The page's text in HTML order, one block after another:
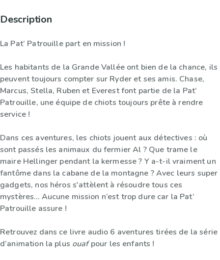
Description
La Pat’ Patrouille part en mission !
Les habitants de la Grande Vallée ont bien de la chance, ils
peuvent toujours compter sur Ryder et ses amis. Chase,
Marcus, Stella, Ruben et Everest font partie de la Pat’
Patrouille, une équipe de chiots toujours prête à rendre
service !
Dans ces aventures, les chiots jouent aux détectives : où
sont passés les animaux du fermier Al ? Que trame le
maire Hellinger pendant la kermesse ? Y a-t-il vraiment un
fantôme dans la cabane de la montagne ? Avec leurs super
gadgets, nos héros s'attèlent à résoudre tous ces
mystères… Aucune mission n’est trop dure car la Pat’
Patrouille assure !
Retrouvez dans ce livre audio 6 aventures tirées de la série
d’animation la plus ouafpour les enfants !